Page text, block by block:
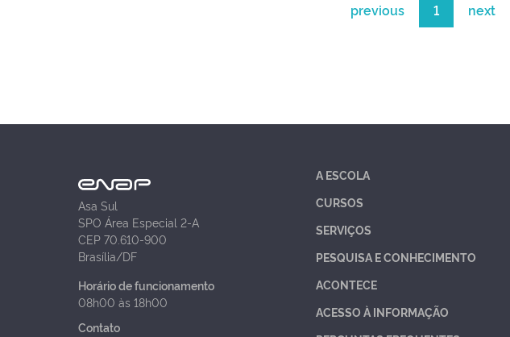
previous 1 next
Asa Sul
SPO Área Especial 2-A
CEP 70.610-900
Brasília/DF
Horário de funcionamento
08h00 às 18h00
Contato
A ESCOLA
CURSOS
SERVIÇOS
PESQUISA E CONHECIMENTO
ACONTECE
ACESSO À INFORMAÇÃO